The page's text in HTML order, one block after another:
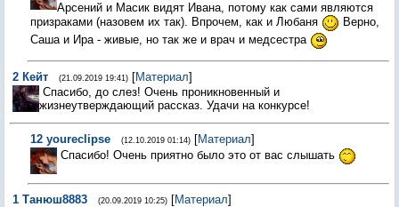
Арсений и Масик видят Ивана, потому как сами являются
призраками (назовем их так). Впрочем, как и Любаня
Верно,
Саша и Ира - живые, но так же и врач и медсестра
2 Кейт (21.09.2019 19:41) [Материал]
Спасибо, до слез! Очень проникновенный и
жизнеутверждающий рассказ. Удачи на конкурсе!
12 youreclipse (12.10.2019 01:14) [Материал]
Спасибо! Очень приятно было это от вас слышать
1 Танюш8883 (20.09.2019 10:25) [Материал]